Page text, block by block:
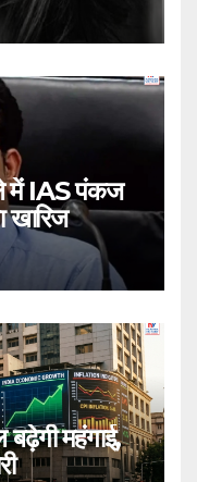
में IAS पंकज
खारिज
महंगाई,